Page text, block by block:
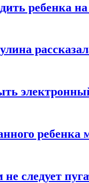
ребенка на
ребенка
следует